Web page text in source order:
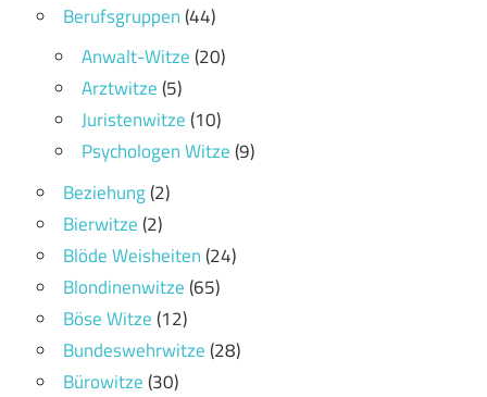
Berufsgruppen(44)
Anwalt-Witze(20)
Arztwitze(5)
Juristenwitze(10)
Psychologen Witze(9)
Beziehung(2)
Bierwitze(2)
Blöde Weisheiten(24)
Blondinenwitze(65)
Böse Witze(12)
Bundeswehrwitze(28)
Bürowitze(30)